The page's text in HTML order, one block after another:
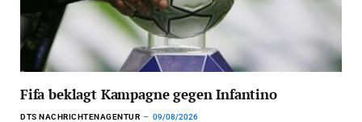
Fifa beklagt Kampagne gegen Infantino
DTS NACHRICHTENAGENTUR 09/08/2026